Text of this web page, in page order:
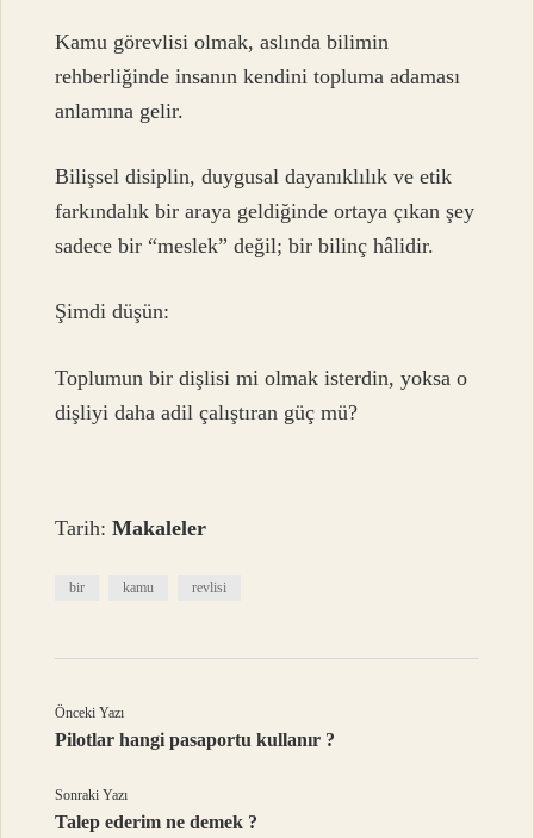
Kamu görevlisi olmak, aslında bilimin
rehberliğinde insanın kendini topluma adaması
anlamına gelir.
Bilişsel disiplin, duygusal dayanıklılık ve etik
farkındalık bir araya geldiğinde ortaya çıkan şey
sadece bir “meslek” değil; bir bilinç hâlidir.
Şimdi düşün:
Toplumun bir dişlisi mi olmak isterdin, yoksa o
dişliyi daha adil çalıştıran güç mü?
Tarih:Makaleler
bir kamu revlisi
Önceki Yazı
Pilotlar hangi pasaportu kullanır ?
Sonraki Yazı
Talep ederim ne demek ?